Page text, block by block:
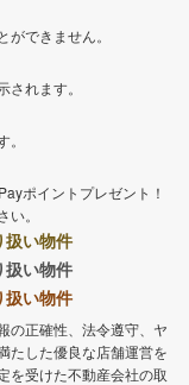
できません。
れます。
ポイントプレゼント！
。
扱い物件
扱い物件
扱い物件
の正確性、法令遵守、ヤ
たした優良な店舗運営を
を受けた不動産会社の取